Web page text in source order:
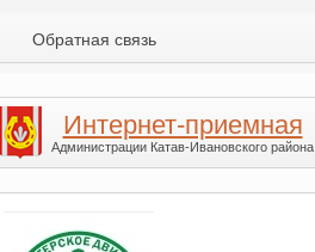
Обратная связь
Интернет-приемная
Администрации Катав-Ивановского района